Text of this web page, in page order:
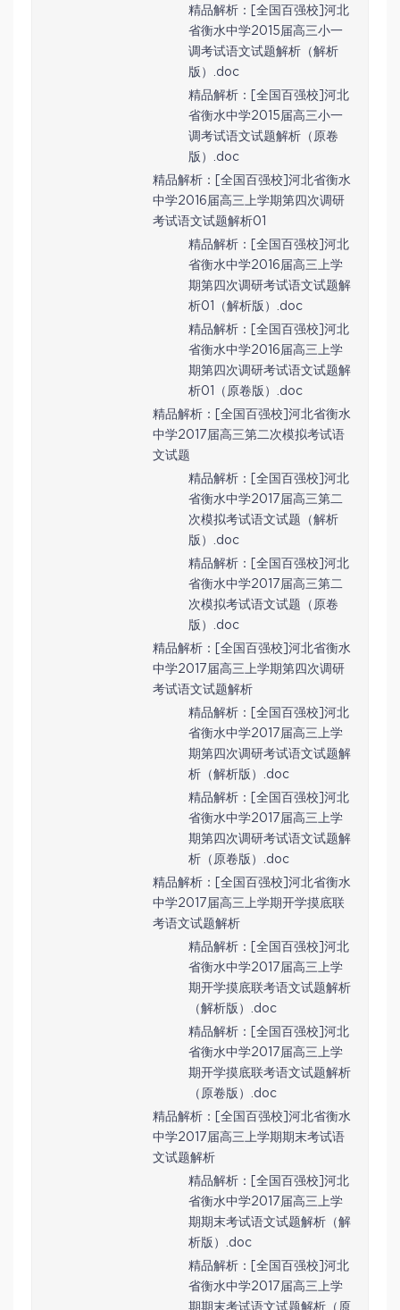
精品解析：[全国百强校]河北
省衡水中学2015届高三小一
调考试语文试题解析（解析
版）.doc
精品解析：[全国百强校]河北
省衡水中学2015届高三小一
调考试语文试题解析（原卷
版）.doc
精品解析：[全国百强校]河北省衡水
中学2016届高三上学期第四次调研
考试语文试题解析01
精品解析：[全国百强校]河北
省衡水中学2016届高三上学
期第四次调研考试语文试题解
析01（解析版）.doc
精品解析：[全国百强校]河北
省衡水中学2016届高三上学
期第四次调研考试语文试题解
析01（原卷版）.doc
精品解析：[全国百强校]河北省衡水
中学2017届高三第二次模拟考试语
文试题
精品解析：[全国百强校]河北
省衡水中学2017届高三第二
次模拟考试语文试题（解析
版）.doc
精品解析：[全国百强校]河北
省衡水中学2017届高三第二
次模拟考试语文试题（原卷
版）.doc
精品解析：[全国百强校]河北省衡水
中学2017届高三上学期第四次调研
考试语文试题解析
精品解析：[全国百强校]河北
省衡水中学2017届高三上学
期第四次调研考试语文试题解
析（解析版）.doc
精品解析：[全国百强校]河北
省衡水中学2017届高三上学
期第四次调研考试语文试题解
析（原卷版）.doc
精品解析：[全国百强校]河北省衡水
中学2017届高三上学期开学摸底联
考语文试题解析
精品解析：[全国百强校]河北
省衡水中学2017届高三上学
期开学摸底联考语文试题解析
（解析版）.doc
精品解析：[全国百强校]河北
省衡水中学2017届高三上学
期开学摸底联考语文试题解析
（原卷版）.doc
精品解析：[全国百强校]河北省衡水
中学2017届高三上学期期末考试语
文试题解析
精品解析：[全国百强校]河北
省衡水中学2017届高三上学
期期末考试语文试题解析（解
析版）.doc
精品解析：[全国百强校]河北
省衡水中学2017届高三上学
期期末考试语文试题解析（原